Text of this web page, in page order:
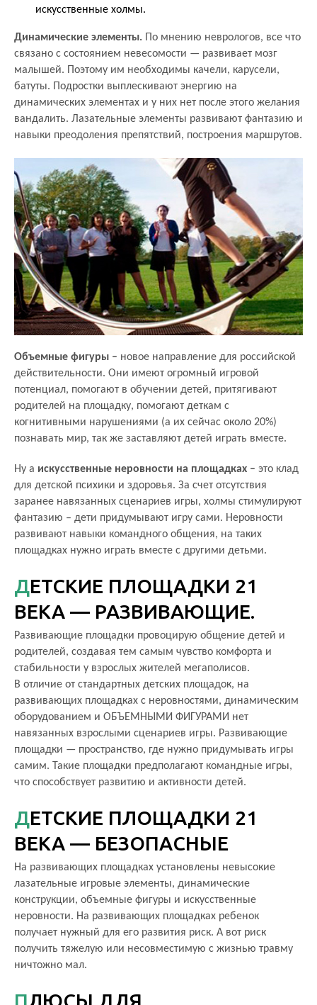
искусственные холмы.
Динамические элементы. По мнению неврологов, все что
связано с состоянием невесомости — развивает мозг
малышей. Поэтому им необходимы качели, карусели,
батуты. Подростки выплескивают энергию на
динамических элементах и у них нет после этого желания
вандалить. Лазательные элементы развивают фантазию и
навыки преодоления препятствий, построения маршрутов.
Объемные фигуры – новое направление для российской
действительности. Они имеют огромный игровой
потенциал, помогают в обучении детей, притягивают
родителей на площадку, помогают деткам с
когнитивными нарушениями (а их сейчас около 20%)
познавать мир, так же заставляют детей играть вместе.
Ну а искусственные неровности на площадках – это клад
для детской психики и здоровья. За счет отсутствия
заранее навязанных сценариев игры, холмы стимулируют
фантазию – дети придумывают игру сами. Неровности
развивают навыки командного общения, на таких
площадках нужно играть вместе с другими детьми.
ДЕТСКИЕ ПЛОЩАДКИ 21
ВЕКА — РАЗВИВАЮЩИЕ.
Развивающие площадки провоцирую общение детей и
родителей, создавая тем самым чувство комфорта и
стабильности у взрослых жителей мегаполисов.
В отличие от стандартных детских площадок, на
развивающих площадках с неровностями, динамическим
оборудованием и ОБЪЕМНЫМИ ФИГУРАМИ нет
навязанных взрослыми сценариев игры. Развивающие
площадки — пространство, где нужно придумывать игры
самим. Такие площадки предполагают командные игры,
что способствует развитию и активности детей.
ДЕТСКИЕ ПЛОЩАДКИ 21
ВЕКА — БЕЗОПАСНЫЕ
На развивающих площадках установлены невысокие
лазательные игровые элементы, динамические
конструкции, объемные фигуры и искусственные
неровности. На развивающих площадках ребенок
получает нужный для его развития риск. А вот риск
получить тяжелую или несовместимую с жизнью травму
ничтожно мал.
ПЛЮСЫ ДЛЯ